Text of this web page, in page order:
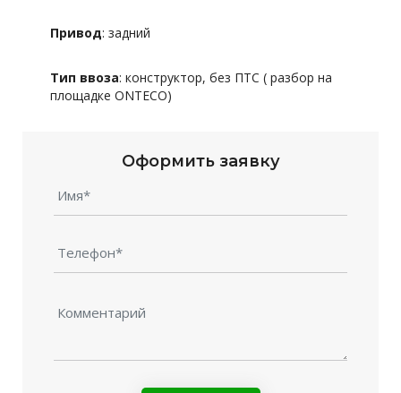
Привод: задний
Тип ввоза: конструктор, без ПТС ( разбор на
площадке ONTECO)
Оформить заявку